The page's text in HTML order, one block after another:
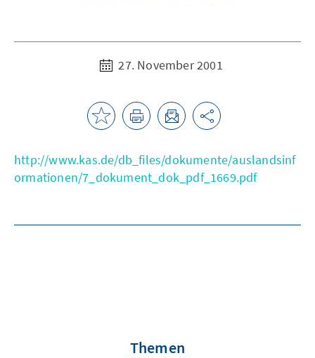
27. November 2001
http://www.kas.de/db_files/dokumente/auslandsinf
ormationen/7_dokument_dok_pdf_1669.pdf
Themen